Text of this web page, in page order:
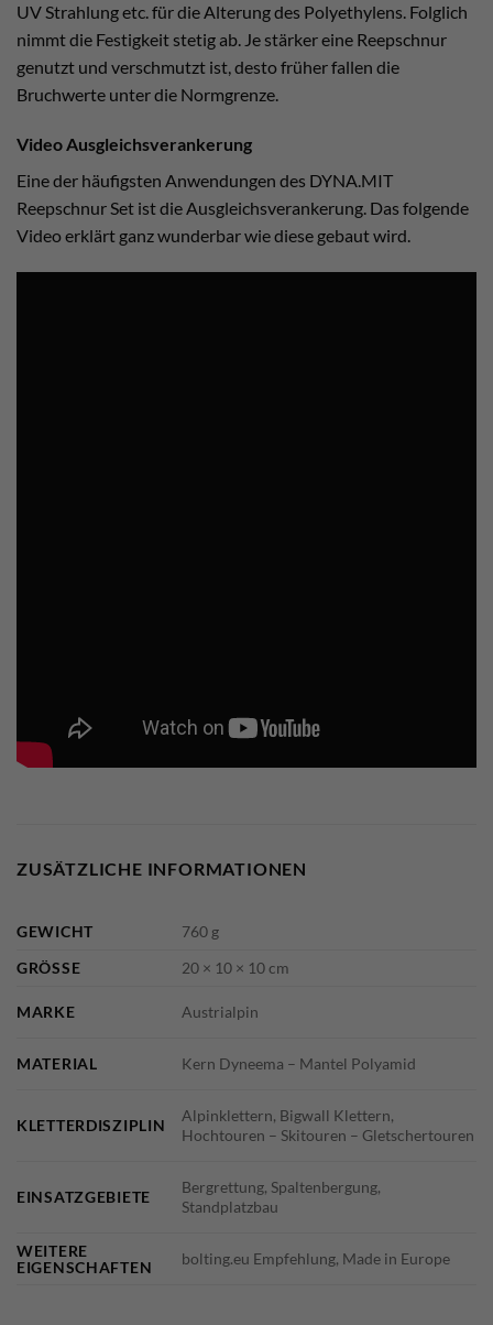
UV Strahlung etc. für die Alterung des Polyethylens. Folglich
nimmt die Festigkeit stetig ab. Je stärker eine Reepschnur
genutzt und verschmutzt ist, desto früher fallen die
Bruchwerte unter die Normgrenze.
Video Ausgleichsverankerung
Eine der häufigsten Anwendungen des DYNA.MIT
Reepschnur Set ist die Ausgleichsverankerung. Das folgende
Video erklärt ganz wunderbar wie diese gebaut wird.
ZUSÄTZLICHE INFORMATIONEN
GEWICHT
760 g
GRÖSSE
20 × 10 × 10 cm
MARKE Austrialpin
MATERIAL Kern Dyneema – Mantel Polyamid
KLETTERDISZIPLIN
Alpinklettern, Bigwall Klettern,
Hochtouren – Skitouren – Gletschertouren
EINSATZGEBIETE
Bergrettung, Spaltenbergung,
Standplatzbau
WEITERE
EIGENSCHAFTEN
bolting.eu Empfehlung, Made in Europe